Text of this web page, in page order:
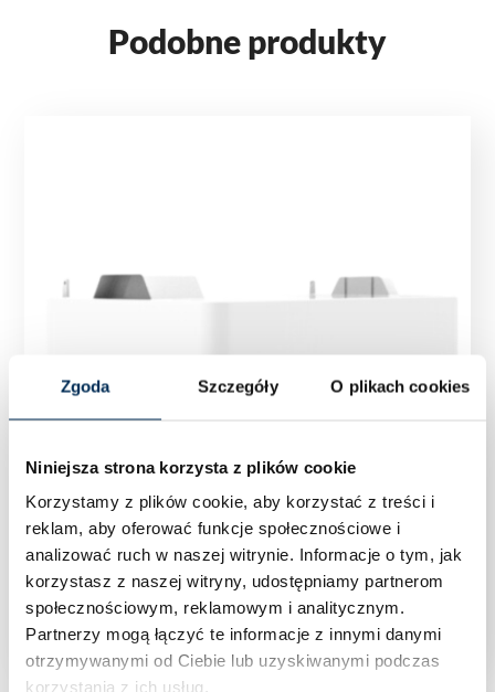
Zgoda Szczegóły O plikach cookies
Niniejsza strona korzysta z plików cookie
Korzystamy z plików cookie, aby korzystać z treści i
reklam, aby oferować funkcje społecznościowe i
analizować ruch w naszej witrynie. Informacje o tym, jak
korzystasz z naszej witryny, udostępniamy partnerom
społecznościowym, reklamowym i analitycznym.
Partnerzy mogą łączyć te informacje z innymi danymi
otrzymywanymi od Ciebie lub uzyskiwanymi podczas
korzystania z ich usług.
Podobne produkty
Magazyn energii FoxESS Energy Cube CS4100